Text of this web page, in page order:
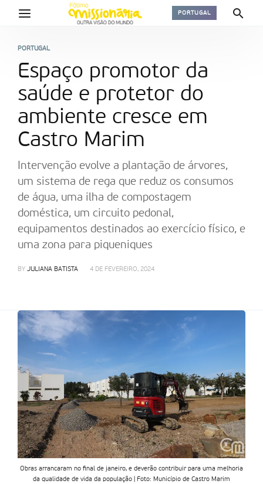
PORTUGAL
PORTUGAL
Espaço promotor da
saúde e protetor do
ambiente cresce em
Castro Marim
Intervenção evolve a plantação de árvores,
um sistema de rega que reduz os consumos
de água, uma ilha de compostagem
doméstica, um circuito pedonal,
equipamentos destinados ao exercício físico, e
uma zona para piqueniques
BY JULIANA BATISTA 4 DE FEVEREIRO, 2024
Obras arrancaram no final de janeiro, e deverão contribuir para uma melhoria
da qualidade de vida da população | Foto: Município de Castro Marim